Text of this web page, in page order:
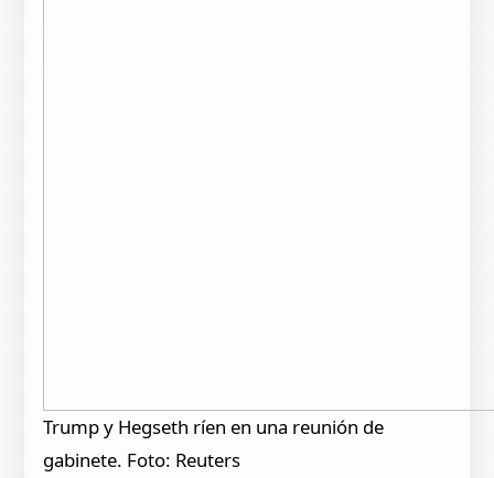
Trump y Hegseth ríen en una reunión de
gabinete. Foto: Reuters